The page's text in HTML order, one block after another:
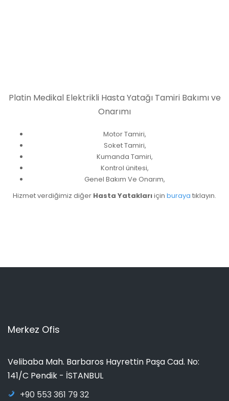
Platin Medikal Elektrikli Hasta Yatağı Tamiri Bakımı ve
Onarımı
Motor Tamiri,
Soket Tamiri,
Kumanda Tamiri,
Kontrol ünitesi,
Genel Bakım Ve Onarım,
Hizmet verdiğimiz diğer Hasta Yataklarıiçin buraya tıklayın.
Merkez Ofis
Velibaba Mah. Barbaros Hayrettin Paşa Cad. No:
141/C Pendik - İSTANBUL
+90 553 361 79 32